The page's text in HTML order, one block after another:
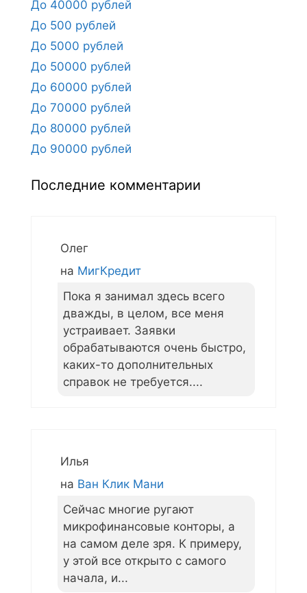
До 40000 рублей
До 500 рублей
До 5000 рублей
До 50000 рублей
До 60000 рублей
До 70000 рублей
До 80000 рублей
До 90000 рублей
Последние комментарии
Олег
на МигКредит
Пока я занимал здесь всего
дважды, в целом, все меня
устраивает. Заявки
обрабатываются очень быстро,
каких-то дополнительных
справок не требуется....
Илья
на Ван Клик Мани
Сейчас многие ругают
микрофинансовые конторы, а
на самом деле зря. К примеру,
у этой все открыто с самого
начала, и...